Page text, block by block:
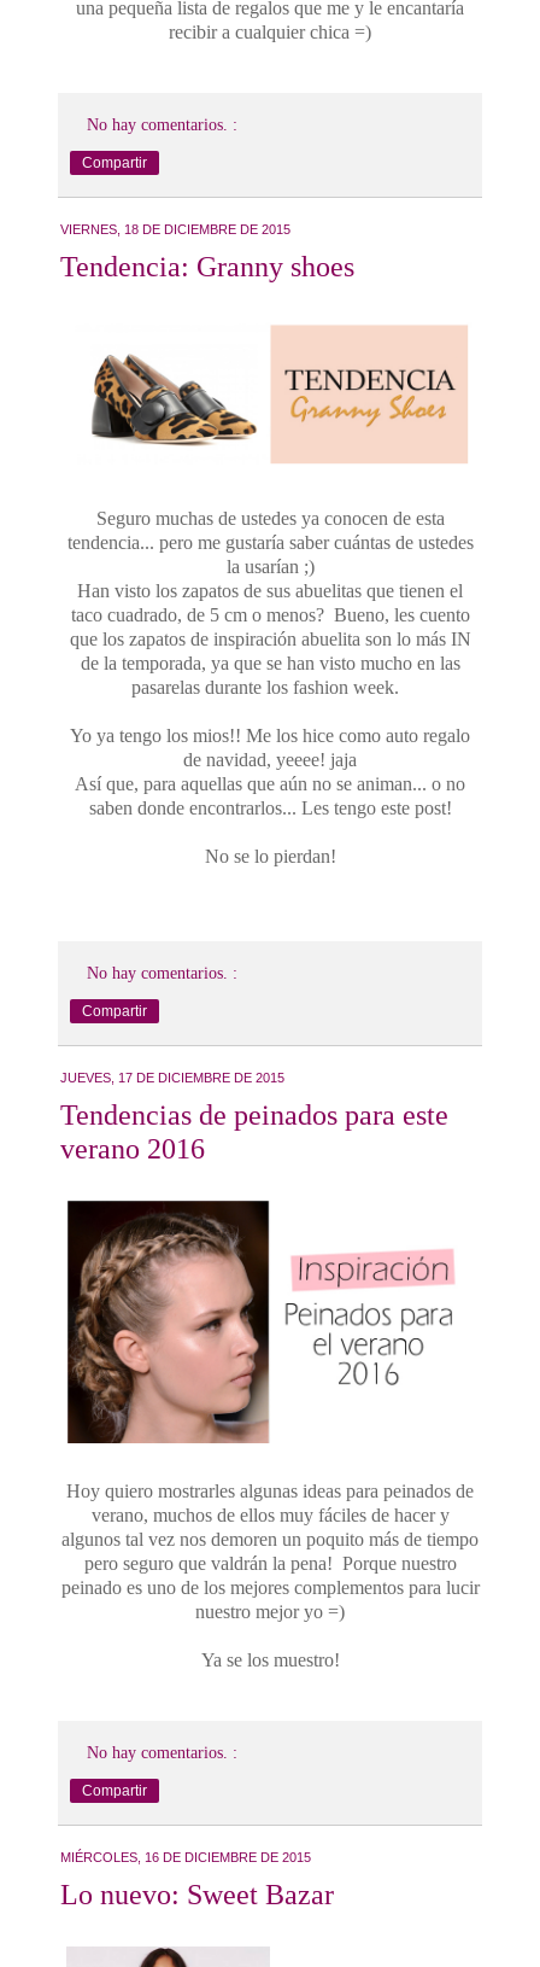
una pequeña lista de regalos que me y le encantaría
recibir a cualquier chica =)
No hay comentarios. :
Compartir
VIERNES, 18 DE DICIEMBRE DE 2015
Tendencia: Granny shoes
Seguro muchas de ustedes ya conocen de esta
tendencia... pero me gustaría saber cuántas de ustedes
la usarían ;)
Han visto los zapatos de sus abuelitas que tienen el
taco cuadrado, de 5 cm o menos? Bueno, les cuento
que los zapatos de inspiración abuelita son lo más IN
de la temporada, ya que se han visto mucho en las
pasarelas durante los fashion week.
Yo ya tengo los mios!! Me los hice como auto regalo
de navidad, yeeee! jaja
Así que, para aquellas que aún no se animan... o no
saben donde encontrarlos... Les tengo este post!
No se lo pierdan!
No hay comentarios. :
Compartir
JUEVES, 17 DE DICIEMBRE DE 2015
Tendencias de peinados para este
verano 2016
Hoy quiero mostrarles algunas ideas para peinados de
verano, muchos de ellos muy fáciles de hacer y
algunos tal vez nos demoren un poquito más de tiempo
pero seguro que valdrán la pena! Porque nuestro
peinado es uno de los mejores complementos para lucir
nuestro mejor yo =)
Ya se los muestro!
No hay comentarios. :
Compartir
MIÉRCOLES, 16 DE DICIEMBRE DE 2015
Lo nuevo: Sweet Bazar